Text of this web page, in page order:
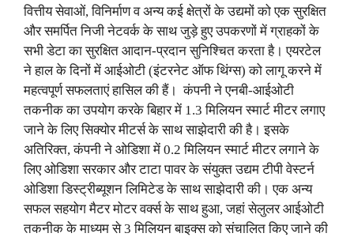
वित्तीय सेवाओं, विनिर्माण व अन्य कई क्षेत्रों के उद्यमों को एक सुरक्षित
और समर्पित निजी नेटवर्क के साथ जुड़े हुए उपकरणों में ग्राहकों के
सभी डेटा का सुरक्षित आदान-प्रदान सुनिश्चित करता है। एयरटेल
ने हाल के दिनों में आईओटी (इंटरनेट ऑफ थिंग्स) को लागू करने में
महत्वपूर्ण सफलताएं हासिल की हैं। कंपनी ने एनबी-आईओटी
तकनीक का उपयोग करके बिहार में 1.3 मिलियन स्मार्ट मीटर लगाए
जाने के लिए सिक्योर मीटर्स के साथ साझेदारी की है। इसके
अतिरिक्त, कंपनी ने ओडिशा में 0.2 मिलियन स्मार्ट मीटर लगाने के
लिए ओडिशा सरकार और टाटा पावर के संयुक्त उद्यम टीपी वेस्टर्न
ओडिशा डिस्ट्रीब्यूशन लिमिटेड के साथ साझेदारी की। एक अन्य
सफल सहयोग मैटर मोटर वर्क्स के साथ हुआ, जहां सेलुलर आईओटी
तकनीक के माध्यम से 3 मिलियन बाइक्स को संचालित किए जाने की